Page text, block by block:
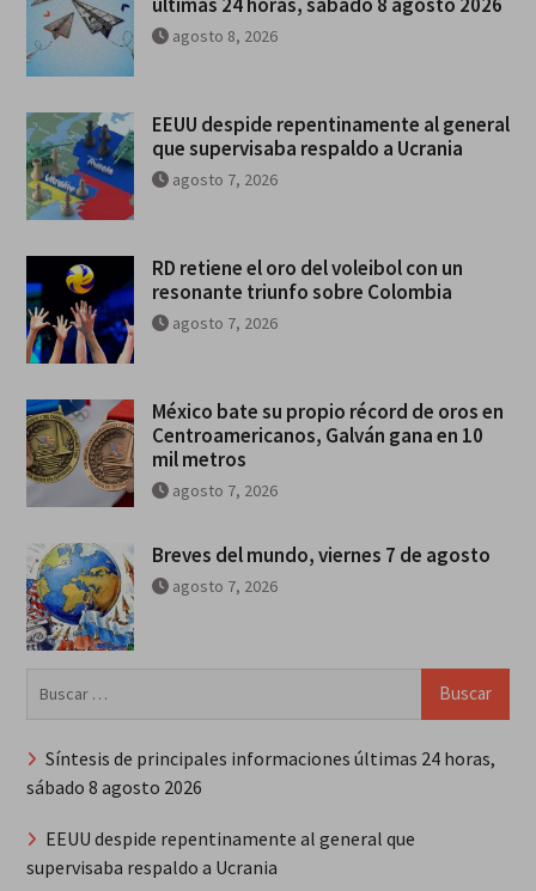
agosto 8, 2026
EEUU despide repentinamente al general
que supervisaba respaldo a Ucrania
agosto 7, 2026
RD retiene el oro del voleibol con un
resonante triunfo sobre Colombia
agosto 7, 2026
México bate su propio récord de oros en
Centroamericanos, Galván gana en 10
mil metros
agosto 7, 2026
Breves del mundo, viernes 7 de agosto
agosto 7, 2026
Síntesis de principales informaciones últimas 24 horas,
sábado 8 agosto 2026
EEUU despide repentinamente al general que
supervisaba respaldo a Ucrania